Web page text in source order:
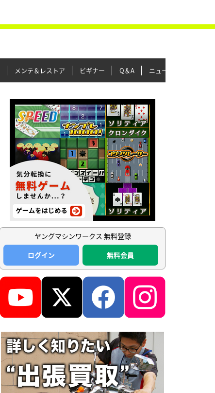
メンテ＆レストア ビギナー Q＆A ニュース＆トピックス
ヤングマシンワークス 無料登録
ログイン
無料会員